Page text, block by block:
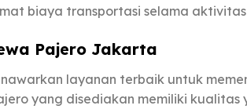
biaya transportasi selama aktivitas
Pajero Jakarta
layanan terbaik untuk
yang disediakan memiliki